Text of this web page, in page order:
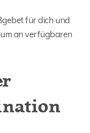
für dich und
an verfügbaren